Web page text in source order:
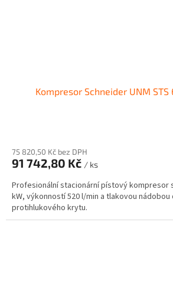
Kompresor Schneider UNM STS
75 820,50 Kč bez DPH
91 742,80 Kč / ks
Profesionální stacionární pístový kompresor
kW, výkonností 520 l/min a tlakovou nádobou
protihlukového krytu.